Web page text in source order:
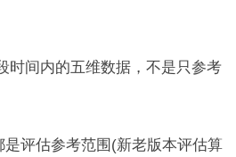
间内的五维数据，不是只参考
评估参考范围(新老版本评估算